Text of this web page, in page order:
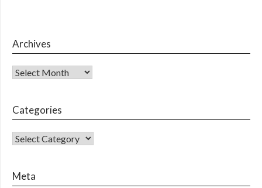
Archives
Archives
Categories
CATEGORIES
Meta